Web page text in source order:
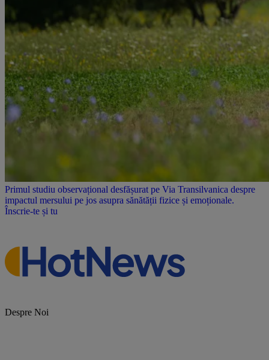
Primul studiu observațional desfășurat pe Via Transilvanica despre
impactul mersului pe jos asupra sănătății fizice și emoționale.
Înscrie-te și tu
Despre Noi